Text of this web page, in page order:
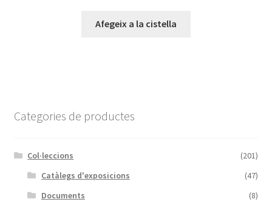
Afegeix a la cistella
Categories de productes
Col·leccions
(201)
Catàlegs d'exposicions
(47)
Documents
(8)